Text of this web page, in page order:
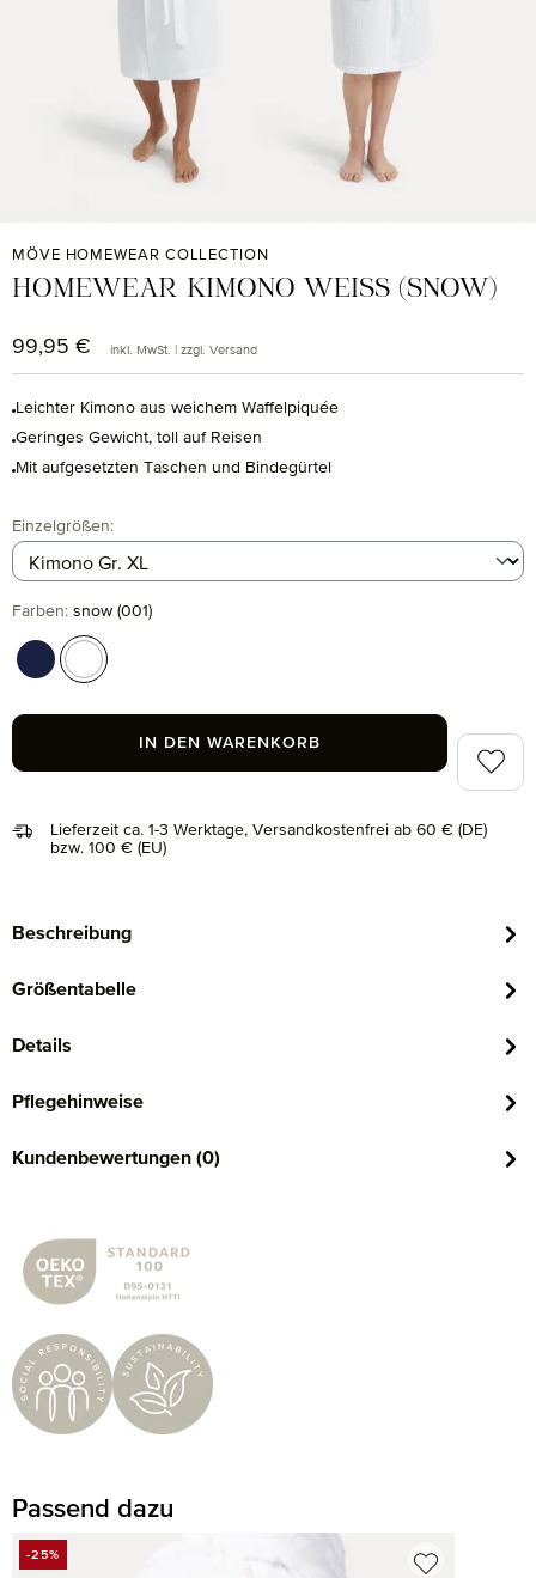
MÖVE HOMEWEAR COLLECTION
HOMEWEAR KIMONO WEISS (SNOW)
Regulärer Preis:
99,95 € inkl. MwSt. | zzgl. Versand
Leichter Kimono aus weichem Waffelpiquée
Geringes Gewicht, toll auf Reisen
Mit aufgesetzten Taschen und Bindegürtel
Lieferzeit ca. 1-3 Werktage, Versandkostenfrei ab 60 € (DE)
bzw. 100 € (EU)
Einzelgrößenauswählen
:
Farbenauswählen
: snow (001)
deep sea (596)
snow (001)
IN DEN WARENKORB Zum
Beschreibung
Größentabelle
Details
Pflegehinweise
Kundenbewertungen (0)
Passend dazu
Produktgalerie überspringen
RABATT
-25%